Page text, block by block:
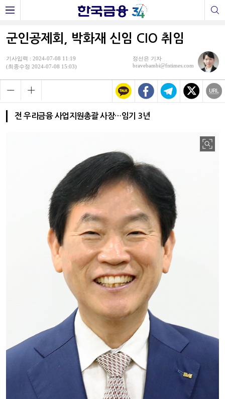
군인공제회, 박화재 신임 CIO 취임
기사입력 : 2024-07-08 11:19
(최종수정 2024-07-08 15:03)
정선은 기자
bravebambi@fntimes.com
전 우리금융 사업지원총괄 사장…임기 3년